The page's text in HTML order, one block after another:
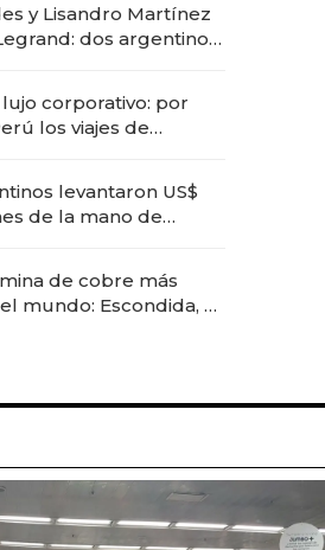
"fast premium"
y Lisandro Martínez
dos argentinos
corporativo: por
los viajes de
en experiencias
levantaron US$
de la mano de
de cobre más
mundo: Escondida, el